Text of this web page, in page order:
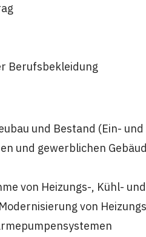
Berufsbekleidung
und Bestand (Ein-
und gewerblichen
von Heizungs-, Kühl-
von